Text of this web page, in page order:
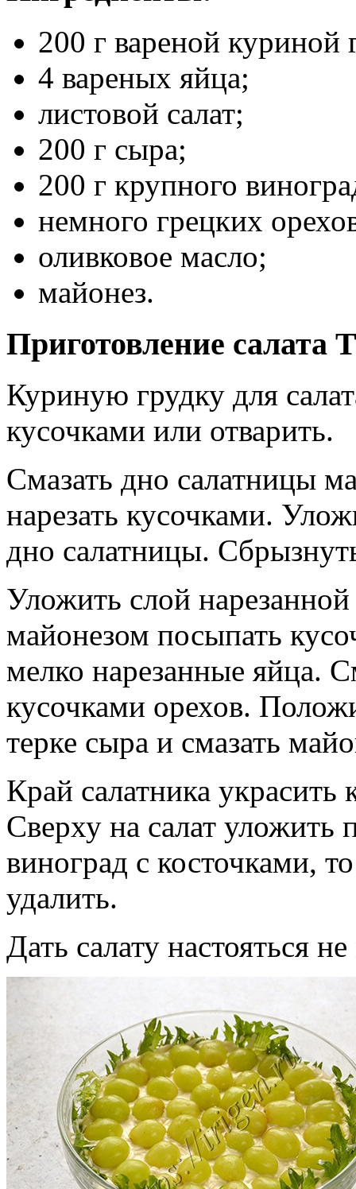
200 г вареной куриной
4 вареных яйца;
листовой салат;
200 г сыра;
200 г крупного
немного грецких
оливковое масло;
майонез.
Приготовление салата
Куриную грудку для
кусочками или отварить.
Смазать дно салатницы
нарезать кусочками.
дно салатницы.
Уложить слой
майонезом посыпать
мелко нарезанные яйца.
кусочками орехов.
терке сыра и смазать
Край салатника украсить
Сверху на салат уложить
виноград с косточками,
удалить.
Дать салату настояться